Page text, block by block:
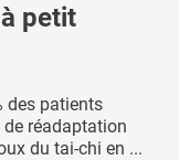
petit
des patients
réadaptation
du tai-chi en ...